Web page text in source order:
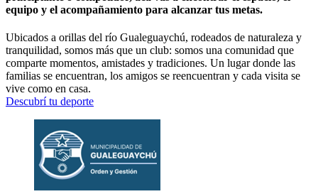
equipo y el acompañamiento para alcanzar tus metas.
Ubicados a orillas del río Gualeguaychú, rodeados de naturaleza y
tranquilidad, somos más que un club: somos una comunidad que
comparte momentos, amistades y tradiciones. Un lugar donde las
familias se encuentran, los amigos se reencuentran y cada visita se
vive como en casa.
Descubrí tu deporte